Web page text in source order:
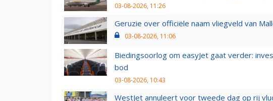
03-08-2026, 11:26
Geruzie over officiële naam vliegveld van
03-08-2026, 11:06
Biedingsoorlog om easyJet gaat verder:
bod
03-08-2026, 10:43
WestJet annuleert voor tweede dag op rij